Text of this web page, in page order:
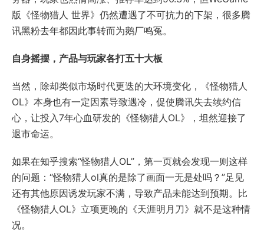
版《怪物猎人 世界》仍然遭遇了不可抗力的下架，很多腾
讯黑粉去年都因此事转而为鹅厂鸣冤。
自身摇摆，产品与玩家各打五十大板
当然，除却类似市场时代更迭的大环境变化，《怪物猎人
OL》本身也有一定因素导致遇冷，促使腾讯失去续约信
心，让投入7年心血研发的《怪物猎人OL》，坦然迎接了
退市命运。
如果在知乎搜索“怪物猎人OL”，第一页就会发现一则这样
的问题：“怪物猎人ol真的是除了画面一无是处吗？”足见
还有其他原因诱发玩家不满，导致产品未能达到预期。比
《怪物猎人OL》立项更晚的《天涯明月刀》就不是这种情
况。